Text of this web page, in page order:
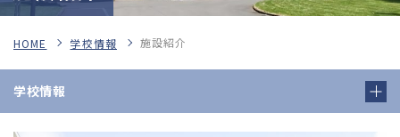
HOME 学校情報 施設紹介
学校情報